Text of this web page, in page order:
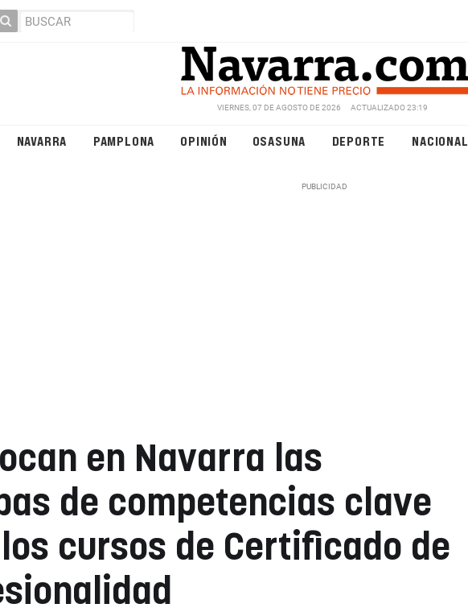
VIERNES, 07 DE AGOSTO DE 2026 ACTUALIZADO 23:19
NAVARRA PAMPLONA OPINIÓN OSASUNA DEPORTE NACIONAL
en Navarra las
de competencias clave
cursos de Certificado de